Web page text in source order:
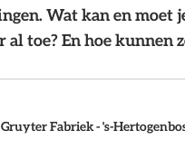
Wat kan en moet
toe? En hoe kunnen
Gruyter Fabriek - 's-